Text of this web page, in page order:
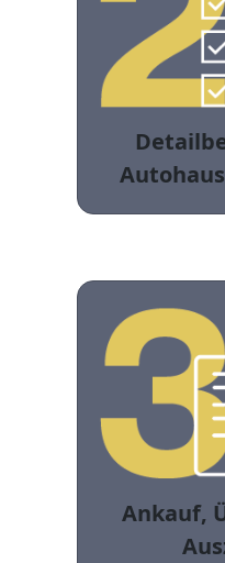
Ankauf,